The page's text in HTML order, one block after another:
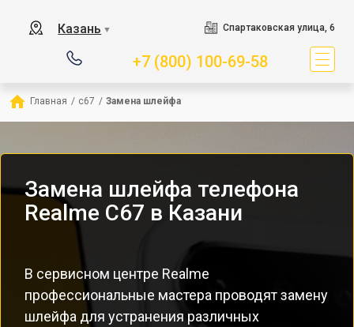
Казань ▼ Спартаковская улица, 6
+7 (800) 100-69-58
Главная / c67 / Замена шлейфа
Замена шлейфа телефона
Realme C67 в Казани
В сервисном центре Realme
профессиональные мастера проводят замену
шлейфа для устранения различных